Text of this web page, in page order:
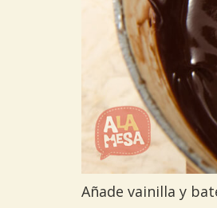
Añade vainilla y